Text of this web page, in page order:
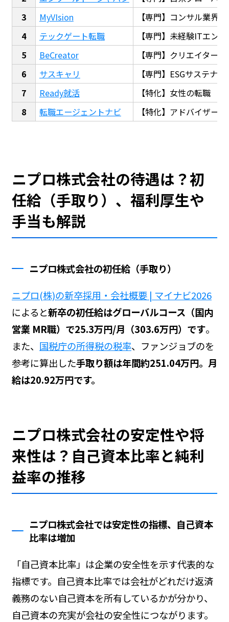
MyVIsion
【専門】コンサル業界
テックゲート転職
【専門】未経験ITエン
BeCreator
【専門】クリエイター
サスキャリ
【専門】ESGサステナ
Ready就活
【特化】女性の転職
転職エージェントナビ
【特化】アドバイザー
ニプロ株式会社の待遇は？初
任給（手取り）、福利厚生や
手当も解説
ニプロ株式会社の初任給（手取り）
ニプロ(株)の新卒採用・会社概要 | マイナビ2026
によると新卒の初任給はグローバルコース（国内
営業 MR職）で25.3万円/月（303.6万円）です。
また、 国税庁の所得税の税率、ファンジョブのを
参考に算出した手取り額は年間約251.04万円。月
給は20.92万円です。
ニプロ株式会社の安定性や将
来性は？自己資本比率と純利
益率の推移
ニプロ株式会社では安定性の指標、自己資本
比率は増加
「自己資本比率」は企業の安全性を示す代表的な
指標です。自己資本比率では会社がどれだけ返済
義務のない自己資本を所有しているかが分かり、
自己資本の充実が会社の安全性につながります。